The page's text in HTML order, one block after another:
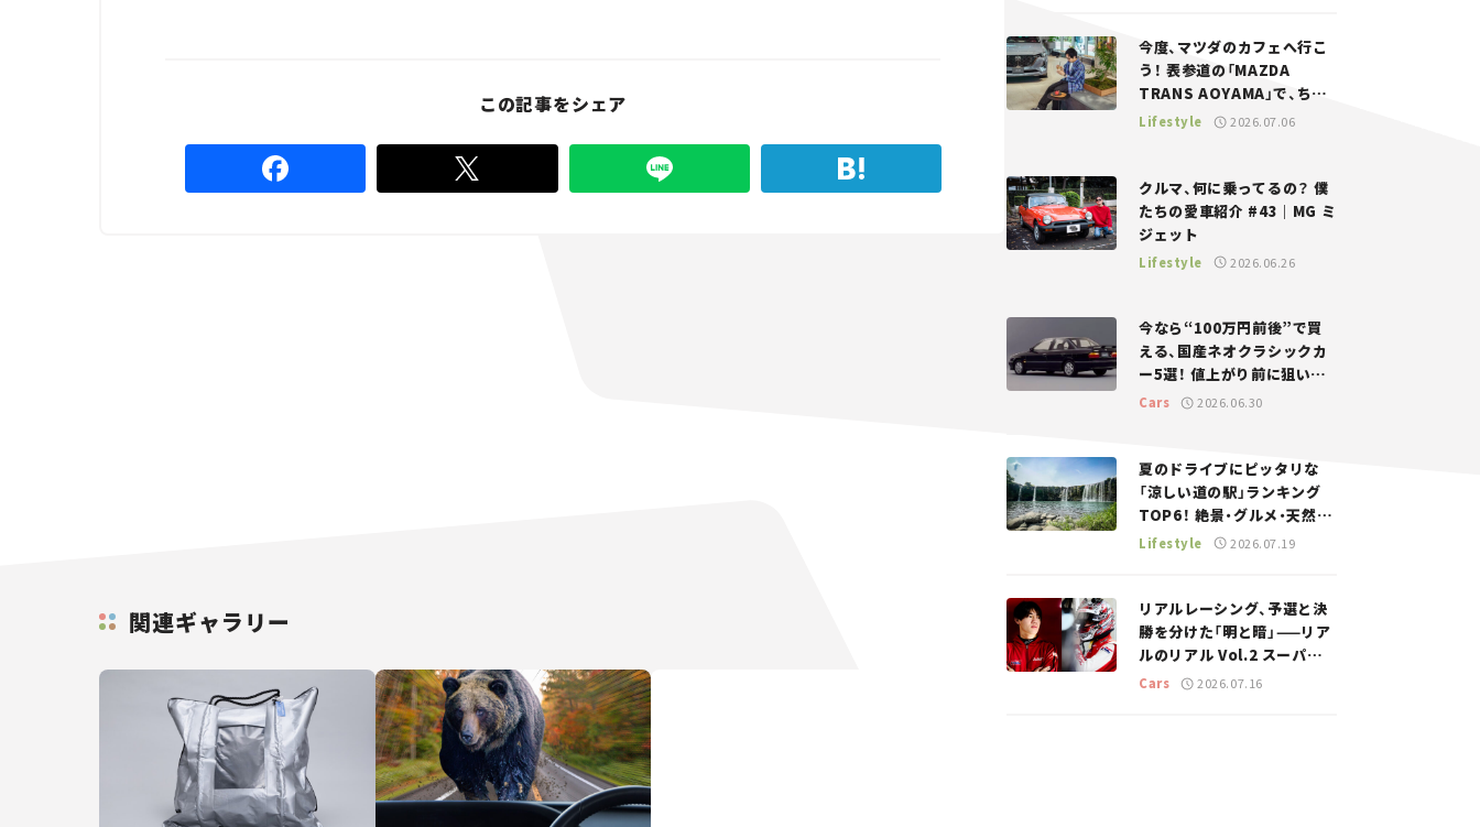
この記事をシェア
関連ギャラリー
今度、マツダのカフェへ行こ
う！ 表参道の「MAZDA
TRANS AOYAMA」で、ちょ
っとひと息。——連載｜CCG
Lifestyle 2026.07.06
クルマ、何に乗ってるの？ 僕
たちの愛車紹介 #43｜MG ミ
ジェット
Lifestyle 2026.06.26
今なら“100万円前後”で買
える、国産ネオクラシックカ
ー5選！ 値上がり前に狙いた
い、中古車探しをお手伝い――ち
Cars 2026.06.30
夏のドライブにピッタリな
「涼しい道の駅」ランキング
TOP6！ 絶景・グルメ・天然ク
ーラーなど、避暑におすすめ
Lifestyle 2026.07.19
リアルレーシング、予選と決
勝を分けた「明と暗」——リア
ルのリアル Vol.2 スーパー
GT 2026開幕戦 岡山国際サ
Cars 2026.07.16